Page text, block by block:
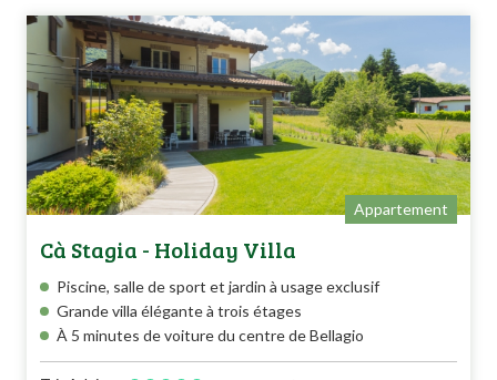
Appartement
Cà Stagia - Holiday Villa
Piscine, salle de sport et jardin à usage exclusif
Grande villa élégante à trois étages
À 5 minutes de voiture du centre de Bellagio